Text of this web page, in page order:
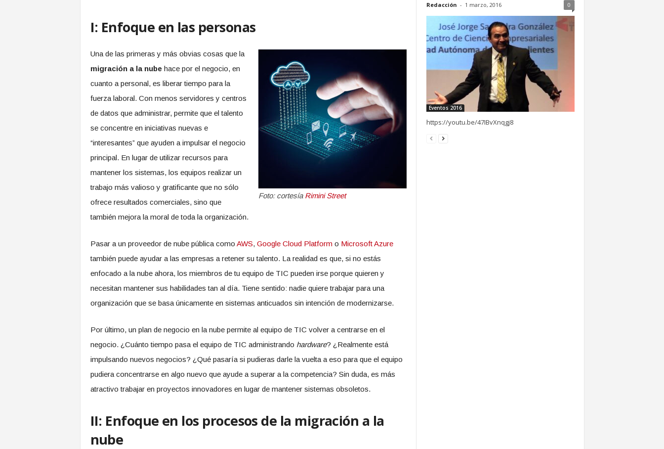
I: Enfoque en las personas
Foto: cortesía Rimini Street
Una de las primeras y más obvias cosas que la
migración a la nube hace por el negocio, en
cuanto a personal, es liberar tiempo para la
fuerza laboral. Con menos servidores y centros
de datos que administrar, permite que el talento
se concentre en iniciativas nuevas e
“interesantes” que ayuden a impulsar el negocio
principal. En lugar de utilizar recursos para
mantener los sistemas, los equipos realizar un
trabajo más valioso y gratificante que no sólo
ofrece resultados comerciales, sino que
también mejora la moral de toda la organización.
Pasar a un proveedor de nube pública como AWS, Google Cloud Platformo Microsoft Azure
también puede ayudar a las empresas a retener su talento. La realidad es que, si no estás
enfocado a la nube ahora, los miembros de tu equipo de TIC pueden irse porque quieren y
necesitan mantener sus habilidades tan al día. Tiene sentido: nadie quiere trabajar para una
organización que se basa únicamente en sistemas anticuados sin intención de modernizarse.
Por último, un plan de negocio en la nube permite al equipo de TIC volver a centrarse en el
negocio. ¿Cuánto tiempo pasa el equipo de TIC administrando hardware? ¿Realmente está
impulsando nuevos negocios? ¿Qué pasaría si pudieras darle la vuelta a eso para que el equipo
pudiera concentrarse en algo nuevo que ayude a superar a la competencia? Sin duda, es más
atractivo trabajar en proyectos innovadores en lugar de mantener sistemas obsoletos.
II: Enfoque en los procesos de la migración a la
nube
Redacción - 1 marzo, 2016 0
Eventos 2016
https://youtu.be/47IBvXnqgj8